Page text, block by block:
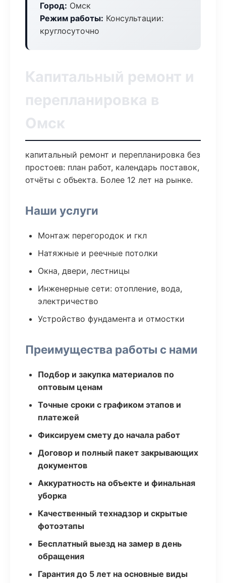
Город: Омск
Режим работы: Консультации:
круглосуточно
Капитальный ремонт и
перепланировка в
Омск
капитальный ремонт и перепланировка без
простоев: план работ, календарь поставок,
отчёты с объекта. Более 12 лет на рынке.
Наши услуги
Монтаж перегородок и гкл
Натяжные и реечные потолки
Окна, двери, лестницы
Инженерные сети: отопление, вода,
электричество
Устройство фундамента и отмостки
Преимущества работы с нами
Подбор и закупка материалов по
оптовым ценам
Точные сроки с графиком этапов и
платежей
Фиксируем смету до начала работ
Договор и полный пакет закрывающих
документов
Аккуратность на объекте и финальная
уборка
Качественный технадзор и скрытые
фотоэтапы
Бесплатный выезд на замер в день
обращения
Гарантия до 5 лет на основные виды